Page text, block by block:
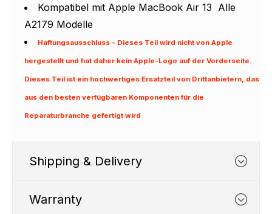
Kompatibel mit Apple MacBook Air 13 Alle
A2179 Modelle
Haftungsausschluss - Dieses Teil wird nicht von Apple
hergestellt und hat daher kein Apple-Logo auf der Vorderseite.
Dieses Teil ist ein hochwertiges Ersatzteil von Drittanbietern, das
aus den besten verfügbaren Komponenten für die
Reparaturbranche gefertigt wird
Shipping & Delivery
Warranty